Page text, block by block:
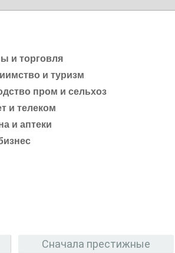
и торговля
и туризм
пром и сельхоз
и телеком
и аптеки
Сначала престижные